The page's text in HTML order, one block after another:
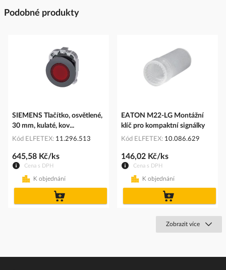
Podobné produkty
SIEMENS Tlačítko, osvětlené,
30 mm, kulaté, kov...
Kód ELFETEX 11.296.513
Cena s DPH
645,58 Kč/ks
K objednání
EATON M22-LG Montážní
klíč pro kompaktní signálky
Kód ELFETEX 10.086.629
Cena s DPH
146,02 Kč/ks
K objednání
Zobrazit více